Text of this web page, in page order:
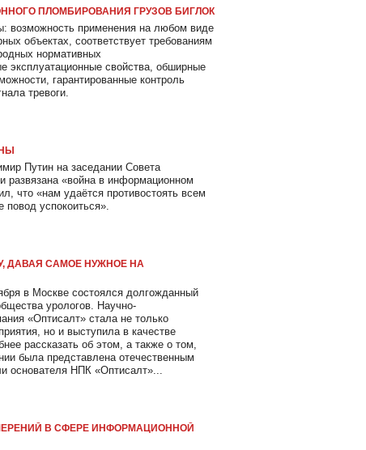
ПЛОМБИРОВАНИЯ ГРУЗОВ БИГЛОК
возможность применения на любом виде
объектах, соответствует требованиям
нормативных
эксплуатационные свойства, обширные
гарантированные контроль
тревоги.
Путин на заседании Совета
развязана «война в информационном
что «нам удаётся противостоять всем
повод успокоиться».
ДАВАЯ САМОЕ НУЖНОЕ НА
в Москве состоялся долгожданный
урологов. Научно-
«Оптисалт» стала не только
но и выступила в качестве
рассказать об этом, а также о том,
была представлена отечественным
основателя НПК «Оптисалт»...
В СФЕРЕ ИНФОРМАЦИОННОЙ